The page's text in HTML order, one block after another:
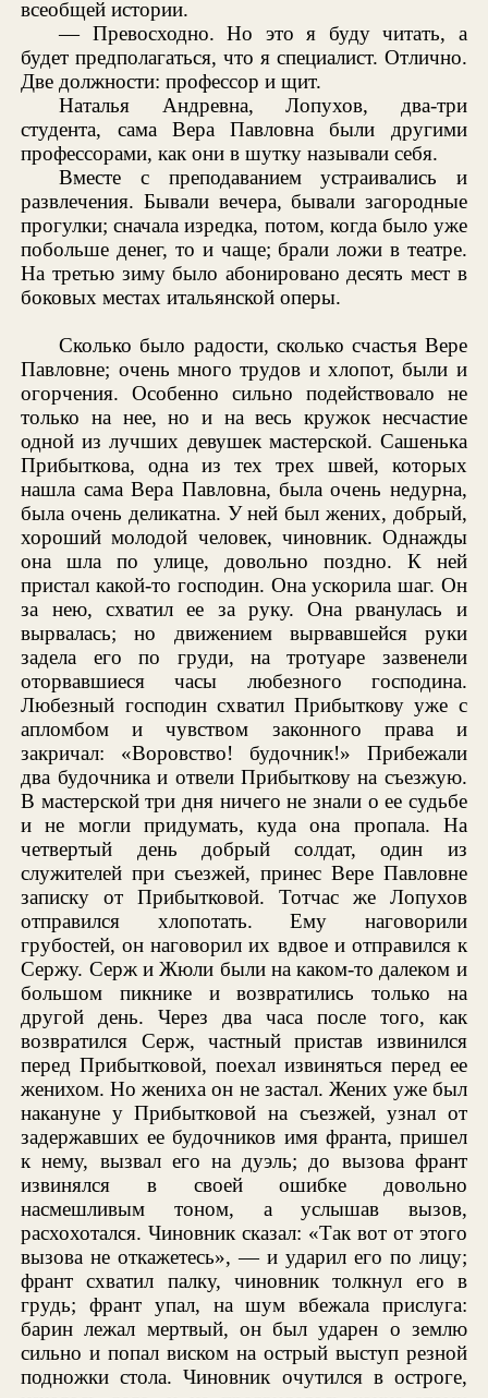
всеобщей истории.
— Превосходно. Но это я буду читать, а
будет предполагаться, что я специалист. Отлично.
Две должности: профессор и щит.
Наталья Андревна, Лопухов, два-три
студента, сама Вера Павловна были другими
профессорами, как они в шутку называли себя.
Вместе с преподаванием устраивались и
развлечения. Бывали вечера, бывали загородные
прогулки; сначала изредка, потом, когда было уже
побольше денег, то и чаще; брали ложи в театре.
На третью зиму было абонировано десять мест в
боковых местах итальянской оперы.
Сколько было радости, сколько счастья Вере
Павловне; очень много трудов и хлопот, были и
огорчения. Особенно сильно подействовало не
только на нее, но и на весь кружок несчастие
одной из лучших девушек мастерской. Сашенька
Прибыткова, одна из тех трех швей, которых
нашла сама Вера Павловна, была очень недурна,
была очень деликатна. У ней был жених, добрый,
хороший молодой человек, чиновник. Однажды
она шла по улице, довольно поздно. К ней
пристал какой-то господин. Она ускорила шаг. Он
за нею, схватил ее за руку. Она рванулась и
вырвалась; но движением вырвавшейся руки
задела его по груди, на тротуаре зазвенели
оторвавшиеся часы любезного господина.
Любезный господин схватил Прибыткову уже с
апломбом и чувством законного права и
закричал: «Воровство! будочник!» Прибежали
два будочника и отвели Прибыткову на съезжую.
В мастерской три дня ничего не знали о ее судьбе
и не могли придумать, куда она пропала. На
четвертый день добрый солдат, один из
служителей при съезжей, принес Вере Павловне
записку от Прибытковой. Тотчас же Лопухов
отправился хлопотать. Ему наговорили
грубостей, он наговорил их вдвое и отправился к
Сержу. Серж и Жюли были на каком-то далеком и
большом пикнике и возвратились только на
другой день. Через два часа после того, как
возвратился Серж, частный пристав извинился
перед Прибытковой, поехал извиняться перед ее
женихом. Но жениха он не застал. Жених уже был
накануне у Прибытковой на съезжей, узнал от
задержавших ее будочников имя франта, пришел
к нему, вызвал его на дуэль; до вызова франт
извинялся в своей ошибке довольно
насмешливым тоном, а услышав вызов,
расхохотался. Чиновник сказал: «Так вот от этого
вызова не откажетесь», — и ударил его по лицу;
франт схватил палку, чиновник толкнул его в
грудь; франт упал, на шум вбежала прислуга:
барин лежал мертвый, он был ударен о землю
сильно и попал виском на острый выступ резной
подножки стола. Чиновник очутился в остроге,